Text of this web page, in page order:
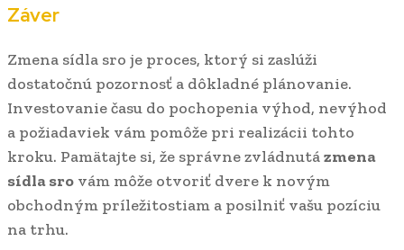
Záver
Zmena sídla sro je proces, ktorý si zaslúži
dostatočnú pozornosť a dôkladné plánovanie.
Investovanie času do pochopenia výhod, nevýhod
a požiadaviek vám pomôže pri realizácii tohto
kroku. Pamätajte si, že správne zvládnutázmena
sídla sro vám môže otvoriť dvere k novým
obchodným príležitostiam a posilniť vašu pozíciu
na trhu.